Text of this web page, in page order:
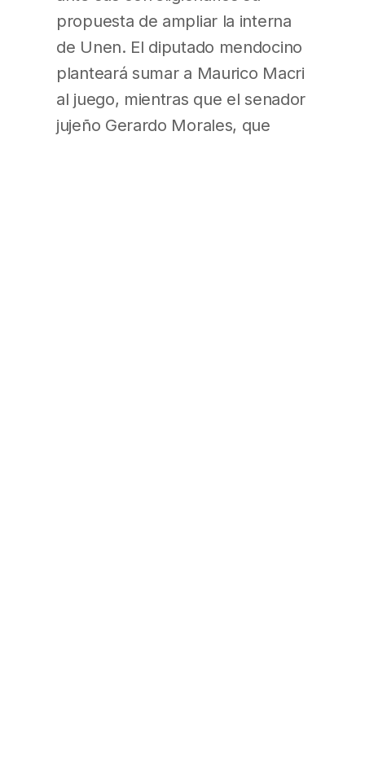
propuesta de ampliar la interna
de Unen. El diputado mendocino
planteará sumar a Maurico Macri
al juego, mientras que el senador
jujeño Gerardo Morales, que